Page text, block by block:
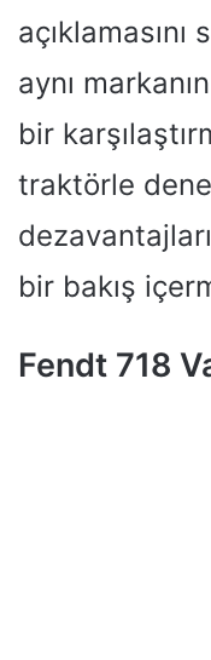
açıklamasını
aynı
bir
traktörle
bir bakış
Fendt 718